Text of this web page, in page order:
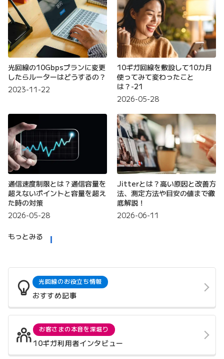
光回線の10Gbpsプランに変更
したらルーターはどうするの？
2023-11-22
10ギガ回線を敷設して10カ月
使ってみて変わったこと
は？-21
2026-05-28
通信速度制限とは？通信容量を
超えないポイントと容量を超え
た時の対策
2026-05-28
Jitterとは？高い原因と改善方
法、測定方法や目安の値まで徹
底解説！
2026-06-11
もっとみる
光回線のお役立ち情報
おすすめ記事
お客さまの本音を深堀り
10ギガ利用者インタビュー